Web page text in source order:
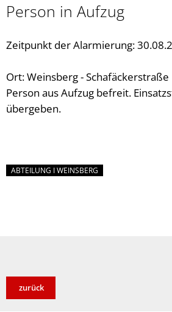
Person in Aufzug
Zeitpunkt der Alarmierung:
Ort: Weinsberg - Schafäckerstraße
Person aus Aufzug befreit.
übergeben.
ABTEILUNG I WEINSBERG
zurück